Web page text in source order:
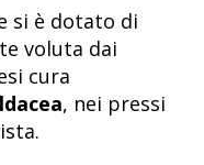
si è dotato di
voluta dai
cura
, nei pressi